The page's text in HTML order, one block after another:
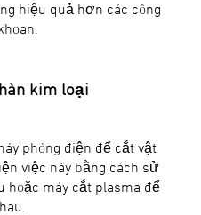
hiệu quả hơn các công
kim loại
phóng điện để cắt vật
việc này bằng cách sử
hoặc máy cắt plasma để